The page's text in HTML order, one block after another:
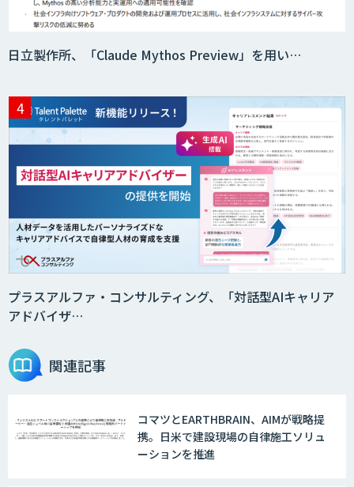
日立製作所、「Claude Mythos Preview」を用い…
プラスアルファ・コンサルティング、「対話型AIキャリア
アドバイザ…
関連記事
コマツとEARTHBRAIN、AIMが戦略提
携。日米で建設現場の自律施工ソリュ
ーションを推進